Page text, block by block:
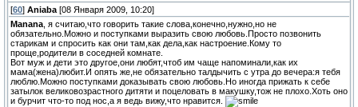
[60] Aniaba [08 Января 2009, 10:20]
Manana , я считаю,что говорить такие слова,конечно,нужно,но не
обязательно.Можно и поступками выразить свою любовь.Просто позвонить
старикам и спросить как они там,как дела,как настроение.Кому то
проще,родители в соседней комнате.
Вот муж и дети это другое,они любят,чтоб им чаще напоминали,как их
мама(жена)любит.И опять же,не обязательно талдычить с утра до вечера:я тебя
люблю.Можно поступками доказывать свою любовь.Но иногда прижать к себе
затылок великовозрастного дитяти и поцеловать в макушку,тож не плохо.Хоть оно
и бурчит что-то под нос,а я ведь вижу,что нравится.